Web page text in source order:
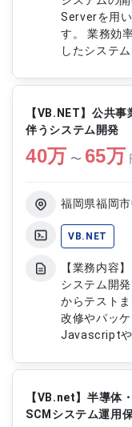
Serverを用
す。 業務効
したシステ
・VB.NETを
SQL Server
装 ・基本設
能の改修お
び進捗管理
【VB.NET】公共
伴うシステム開発
40万 〜 65万
福岡県福岡
VB.NET
【業務内容
システム開
からテスト
改修やパッ
Javascriptや
く対応します。 【作業内容】 ・VB.NET
ステム開発
ケージ導入
たフロント
【VB.net】半導体
SCMシステム運用